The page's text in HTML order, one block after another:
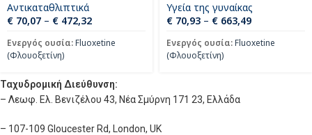
Αντικαταθλιπτικά
€ 70,07 – € 472,32
Ενεργός ουσία:Fluoxetine
(Φλουοξετίνη)
Υγεία της γυναίκας
€ 70,93 – € 663,49
Ενεργός ουσία:Fluoxetine
(Φλουοξετίνη)
Ταχυδρομική Διεύθυνση:
– Λεωφ. Ελ. Βενιζέλου 43, Νέα Σμύρνη 171 23, Ελλάδα
– 107-109 Gloucester Rd, London, UK